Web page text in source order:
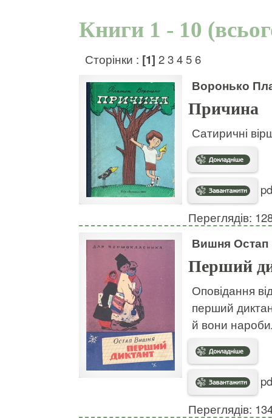
Книги 1 - 10
Сторінки : [1] 23456
Воронько
Причина
Сатиричні
Переглядів:
Вишня Остап
Перший
Оповідання
перший
й вони
Переглядів: